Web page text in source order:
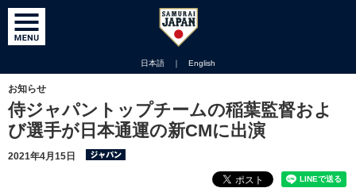
日本語 ｜ English
お知らせ
侍ジャパントップチームの稲葉監督およ
び選手が日本通運の新CMに出演
2021年4月15日